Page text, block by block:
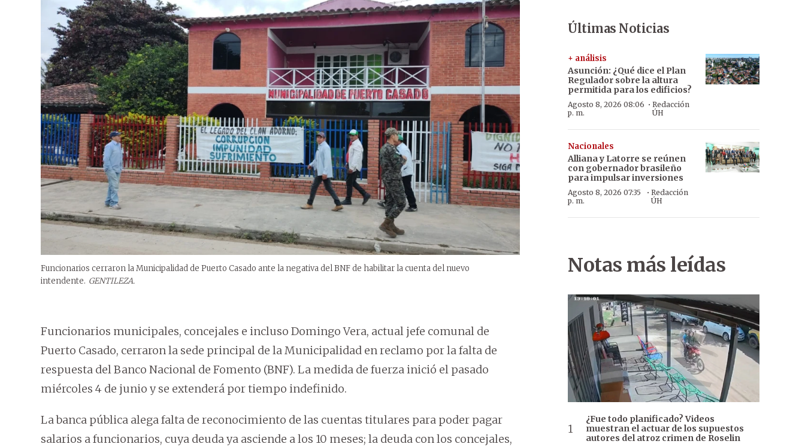
Funcionarios cerraron la Municipalidad de Puerto Casado ante la negativa del BNF de habilitar la cuenta del nuevo
intendente. GENTILEZA.
Funcionarios municipales, concejales e incluso Domingo Vera, actual jefe comunal de
Puerto Casado, cerraron la sede principal de la Municipalidad en reclamo por la falta de
respuesta del Banco Nacional de Fomento (BNF). La medida de fuerza inició el pasado
miércoles 4 de junio y se extenderá por tiempo indefinido.
La banca pública alega falta de reconocimiento de las cuentas titulares para poder pagar
salarios a funcionarios, cuya deuda ya asciende a los 10 meses; la deuda con los concejales,
Últimas Noticias
+ análisis
Asunción: ¿Qué dice el Plan
Regulador sobre la altura
permitida para los edificios?
Agosto 8, 2026 08:06
p. m.
· Redacción
ÚH
Nacionales
Alliana y Latorre se reúnen
con gobernador brasileño
para impulsar inversiones
Agosto 8, 2026 07:35
p. m.
·Redacción
ÚH
Notas más leídas
¿Fue todo planificado? Videos
muestran el actuar de los supuestos
autores del atroz crimen de Roselin